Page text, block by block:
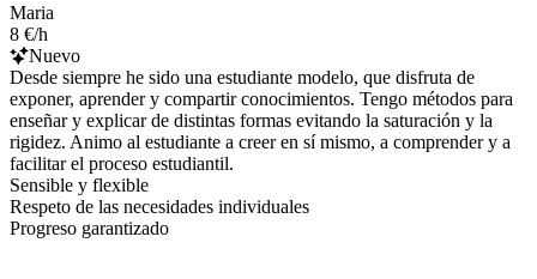
Maria
8 €/h
Nuevo
Desde siempre he sido una estudiante modelo, que disfruta de
exponer, aprender y compartir conocimientos. Tengo métodos para
enseñar y explicar de distintas formas evitando la saturación y la
rigidez. Animo al estudiante a creer en sí mismo, a comprender y a
facilitar el proceso estudiantil.
Sensible y flexible
Respeto de las necesidades individuales
Progreso garantizado